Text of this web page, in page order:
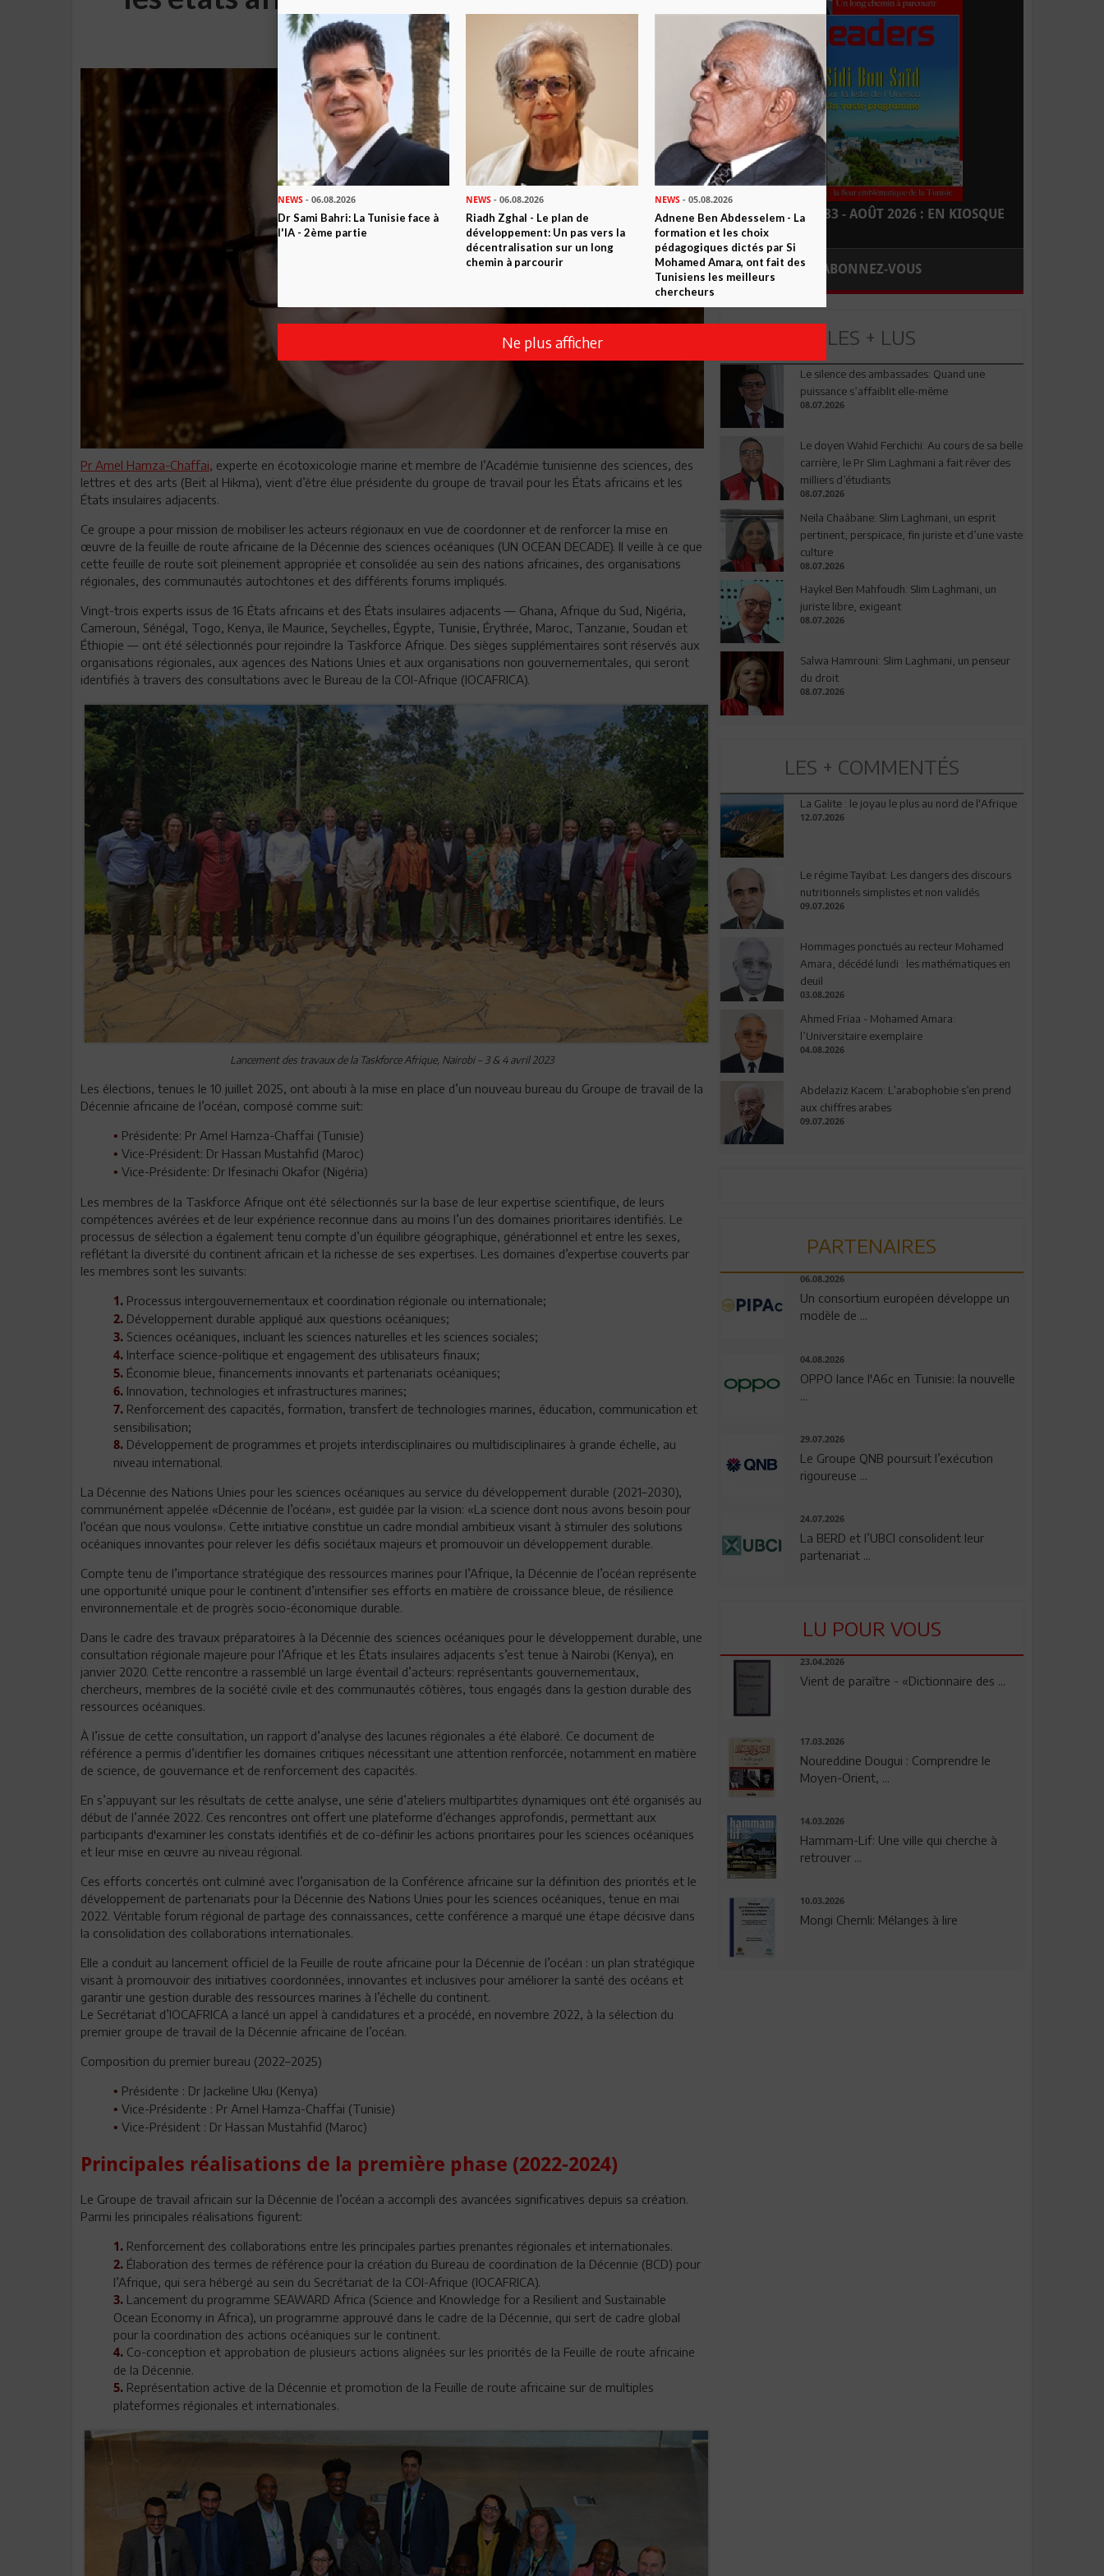
adjacents
Pr Amel Hamza-Chaffai, experte en écotoxicologie marine et membre de l’Académie tunisienne des sciences, des
lettres et des arts (Beit al Hikma), vient d’être élue présidente du groupe de travail pour les États africains et les
États insulaires adjacents.
Ce groupe a pour mission de mobiliser les acteurs régionaux en vue de coordonner et de renforcer la mise en
œuvre de la feuille de route africaine de la Décennie des sciences océaniques (UN OCEAN DECADE). Il veille à ce que
cette feuille de route soit pleinement appropriée et consolidée au sein des nations africaines, des organisations
régionales, des communautés autochtones et des différents forums impliqués.
Vingt-trois experts issus de 16 États africains et des États insulaires adjacents — Ghana, Afrique du Sud, Nigéria,
Cameroun, Sénégal, Togo, Kenya, île Maurice, Seychelles, Égypte, Tunisie, Érythrée, Maroc, Tanzanie, Soudan et
Éthiopie — ont été sélectionnés pour rejoindre la Taskforce Afrique. Des sièges supplémentaires sont réservés aux
organisations régionales, aux agences des Nations Unies et aux organisations non gouvernementales, qui seront
identifiés à travers des consultations avec le Bureau de la COI-Afrique (IOCAFRICA).
Lancement des travaux de la Taskforce Afrique, Nairobi – 3 & 4 avril 2023
Les élections, tenues le 10 juillet 2025, ont abouti à la mise en place d’un nouveau bureau du Groupe de travail de la
Décennie africaine de l’océan, composé comme suit:
• Présidente: Pr Amel Hamza-Chaffai (Tunisie)
• Vice-Président: Dr Hassan Mustahfid (Maroc)
• Vice-Présidente: Dr Ifesinachi Okafor (Nigéria)
Les membres de la Taskforce Afrique ont été sélectionnés sur la base de leur expertise scientifique, de leurs
compétences avérées et de leur expérience reconnue dans au moins l’un des domaines prioritaires identifiés. Le
processus de sélection a également tenu compte d’un équilibre géographique, générationnel et entre les sexes,
reflétant la diversité du continent africain et la richesse de ses expertises. Les domaines d’expertise couverts par
les membres sont les suivants:
1. Processus intergouvernementaux et coordination régionale ou internationale;
2. Développement durable appliqué aux questions océaniques;
3. Sciences océaniques, incluant les sciences naturelles et les sciences sociales;
4. Interface science-politique et engagement des utilisateurs finaux;
5. Économie bleue, financements innovants et partenariats océaniques;
6. Innovation, technologies et infrastructures marines;
7. Renforcement des capacités, formation, transfert de technologies marines, éducation, communication et
sensibilisation;
8. Développement de programmes et projets interdisciplinaires ou multidisciplinaires à grande échelle, au
niveau international.
La Décennie des Nations Unies pour les sciences océaniques au service du développement durable (2021–2030),
communément appelée «Décennie de l’océan», est guidée par la vision: «La science dont nous avons besoin pour
l’océan que nous voulons». Cette initiative constitue un cadre mondial ambitieux visant à stimuler des solutions
océaniques innovantes pour relever les défis sociétaux majeurs et promouvoir un développement durable.
Compte tenu de l’importance stratégique des ressources marines pour l’Afrique, la Décennie de l’océan représente
une opportunité unique pour le continent d’intensifier ses efforts en matière de croissance bleue, de résilience
environnementale et de progrès socio-économique durable.
Dans le cadre des travaux préparatoires à la Décennie des sciences océaniques pour le développement durable, une
consultation régionale majeure pour l’Afrique et les États insulaires adjacents s’est tenue à Nairobi (Kenya), en
janvier 2020. Cette rencontre a rassemblé un large éventail d’acteurs: représentants gouvernementaux,
chercheurs, membres de la société civile et des communautés côtières, tous engagés dans la gestion durable des
ressources océaniques.
À l’issue de cette consultation, un rapport d’analyse des lacunes régionales a été élaboré. Ce document de
référence a permis d’identifier les domaines critiques nécessitant une attention renforcée, notamment en matière
de science, de gouvernance et de renforcement des capacités.
En s’appuyant sur les résultats de cette analyse, une série d’ateliers multipartites dynamiques ont été organisés au
début de l’année 2022. Ces rencontres ont offert une plateforme d’échanges approfondis, permettant aux
participants d'examiner les constats identifiés et de co-définir les actions prioritaires pour les sciences océaniques
et leur mise en œuvre au niveau régional.
Ces efforts concertés ont culminé avec l’organisation de la Conférence africaine sur la définition des priorités et le
développement de partenariats pour la Décennie des Nations Unies pour les sciences océaniques, tenue en mai
2022. Véritable forum régional de partage des connaissances, cette conférence a marqué une étape décisive dans
la consolidation des collaborations internationales.
Elle a conduit au lancement officiel de la Feuille de route africaine pour la Décennie de l’océan : un plan stratégique
visant à promouvoir des initiatives coordonnées, innovantes et inclusives pour améliorer la santé des océans et
garantir une gestion durable des ressources marines à l’échelle du continent.
Le Secrétariat d’IOCAFRICA a lancé un appel à candidatures et a procédé, en novembre 2022, à la sélection du
premier groupe de travail de la Décennie africaine de l’océan.
Composition du premier bureau (2022–2025)
• Présidente : Dr Jackeline Uku (Kenya)
• Vice-Présidente : Pr Amel Hamza-Chaffai (Tunisie)
• Vice-Président : Dr Hassan Mustahfid (Maroc)
Principales réalisations de la première phase (2022-2024)
Le Groupe de travail africain sur la Décennie de l’océan a accompli des avancées significatives depuis sa création.
Parmi les principales réalisations figurent:
1. Renforcement des collaborations entre les principales parties prenantes régionales et internationales.
2. Élaboration des termes de référence pour la création du Bureau de coordination de la Décennie (BCD) pour
l’Afrique, qui sera hébergé au sein du Secrétariat de la COI-Afrique (IOCAFRICA).
3. Lancement du programme SEAWARD Africa (Science and Knowledge for a Resilient and Sustainable
Ocean Economy in Africa), un programme approuvé dans le cadre de la Décennie, qui sert de cadre global
pour la coordination des actions océaniques sur le continent.
4. Co-conception et approbation de plusieurs actions alignées sur les priorités de la Feuille de route africaine
de la Décennie.
5. Représentation active de la Décennie et promotion de la Feuille de route africaine sur de multiples
plateformes régionales et internationales.
LEADERS N° 183 - AOÛT 2026 : EN KIOSQUE
ABONNEZ-VOUS
LES + LUS
Le silence des ambassades: Quand une
puissance s’affaiblit elle-même
08.07.2026
Le doyen Wahid Ferchichi: Au cours de sa belle
carrière, le Pr Slim Laghmani a fait rêver des
milliers d’étudiants
08.07.2026
Neila Chaâbane: Slim Laghmani, un esprit
pertinent, perspicace, fin juriste et d’une vaste
culture
08.07.2026
Haykel Ben Mahfoudh: Slim Laghmani, un
juriste libre, exigeant
08.07.2026
Salwa Hamrouni: Slim Laghmani, un penseur
du droit
08.07.2026
LES + COMMENTÉS
La Galite : le joyau le plus au nord de l'Afrique
12.07.2026
Le régime Tayibat: Les dangers des discours
nutritionnels simplistes et non validés
09.07.2026
Hommages ponctués au recteur Mohamed
Amara, décédé lundi : les mathématiques en
deuil
03.08.2026
Ahmed Friaa - Mohamed Amara:
l’Universitaire exemplaire
04.08.2026
Abdelaziz Kacem: L’arabophobie s’en prend
aux chiffres arabes
09.07.2026
PARTENAIRES
06.08.2026
Un consortium européen développe un
modèle de ...
04.08.2026
OPPO lance l'A6c en Tunisie: la nouvelle
29.07.2026
Le Groupe QNB poursuit l’exécution
rigoureuse ...
24.07.2026
La BERD et l’UBCI consolident leur
partenariat ...
LU POUR VOUS
23.04.2026
Vient de paraître - «Dictionnaire des ...
17.03.2026
Noureddine Dougui : Comprendre le
Moyen-Orient, ...
14.03.2026
Hammam-Lif: Une ville qui cherche à
retrouver ...
10.03.2026
Mongi Chemli: Mélanges à lire
NEWS - 06.08.2026
Dr Sami Bahri: La Tunisie face à
l'IA - 2ème partie
NEWS - 06.08.2026
Riadh Zghal - Le plan de
développement: Un pas vers la
décentralisation sur un long
chemin à parcourir
NEWS- 05.08.2026
Adnene Ben Abdesselem - La
formation et les choix
pédagogiques dictés par Si
Mohamed Amara, ont fait des
Tunisiens les meilleurs
chercheurs
Ne plus afficher